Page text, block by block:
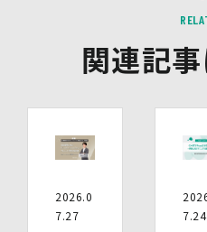
て照合を行い、その結果に基
以外の目的で利用することは
当社の保有個人データについ
の提供の停止及び第三者提供
といいます。）をご希望の場
もし、ご希望の全部又は一部
由をご説明いたします。
関連記
2026.0
7.27
7.24